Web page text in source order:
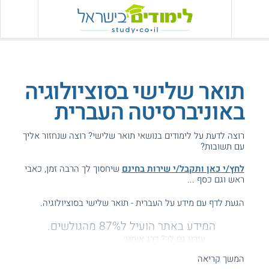
תואר שלישי בסוציולוגיה
באוניברסיטה העברית
רוצה לדעת על לימודים בנושאי תואר שלישי? רוצה שנחזור אליך
עם תשובות?
לחץ/י כאן ותקבל/י שירות בחינם שיחסוך לך הרבה זמן, כאבי
ראש וגם כסף ...
הגעת לדף עם מידע על העברית - תואר שלישי בסוציולוגיה.
המידע באתר הועיל ל87% מהגולשים.
עזרנו גם לך? דרג אותנו:
המשך קריאה